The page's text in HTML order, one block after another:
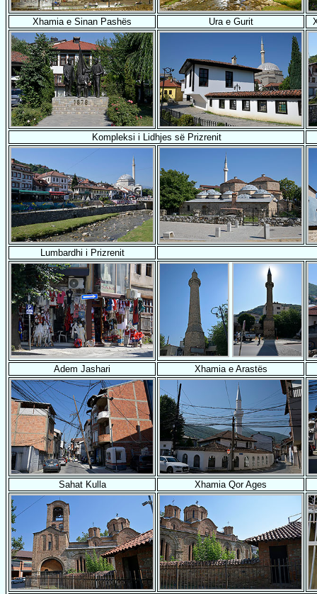
Xhamia e Sinan Pashës Ura e Gurit
Kompleksi i Lidhjes së Prizrenit
Lumbardhi i Prizrenit
Adem Jashari Xhamia e Arastës
Sahat Kulla Xhamia Qor Ages